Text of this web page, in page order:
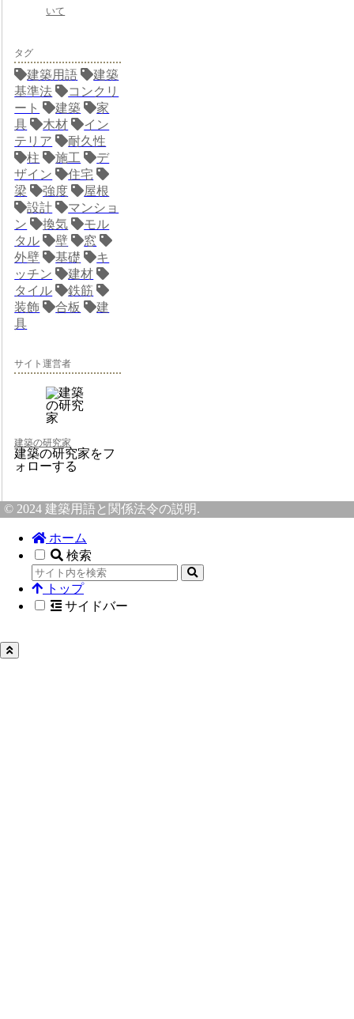
いて
タグ
建築用語
建築
基準法
コンクリ
ート
建築
家
具
木材
イン
テリア
耐久性
柱
施工
デ
ザイン
住宅
梁
強度
屋根
設計
マンショ
ン
換気
モル
タル
壁
窓
外壁
基礎
キ
ッチン
建材
タイル
鉄筋
装飾
合板
建
具
サイト運営者
建築の研究家
建築の研究家をフ
ォローする
© 2024 建築用語と関係法令の説明.
ホーム
検索
トップ
サイドバー